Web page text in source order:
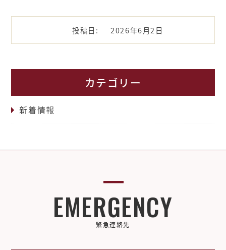
投稿日: 2026年6月2日
カテゴリー
新着情報
EMERGENCY
緊急連絡先